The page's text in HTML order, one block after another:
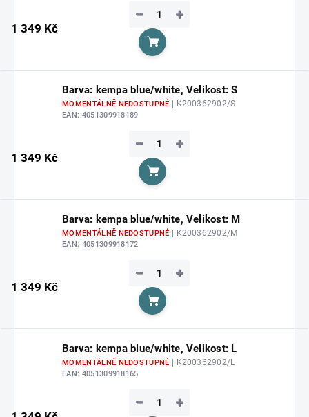
1 349 Kč
+
−
Do košíku
Barva: kempa blue/white, Velikost: S
MOMENTÁLNĚ NEDOSTUPNÉ | K200362902/S
EAN: 4051309918189
1 349 Kč
+
−
Do košíku
Barva: kempa blue/white, Velikost: M
MOMENTÁLNĚ NEDOSTUPNÉ | K200362902/M
EAN: 4051309918172
1 349 Kč
+
−
Do košíku
Barva: kempa blue/white, Velikost: L
MOMENTÁLNĚ NEDOSTUPNÉ | K200362902/L
EAN: 4051309918165
+
−